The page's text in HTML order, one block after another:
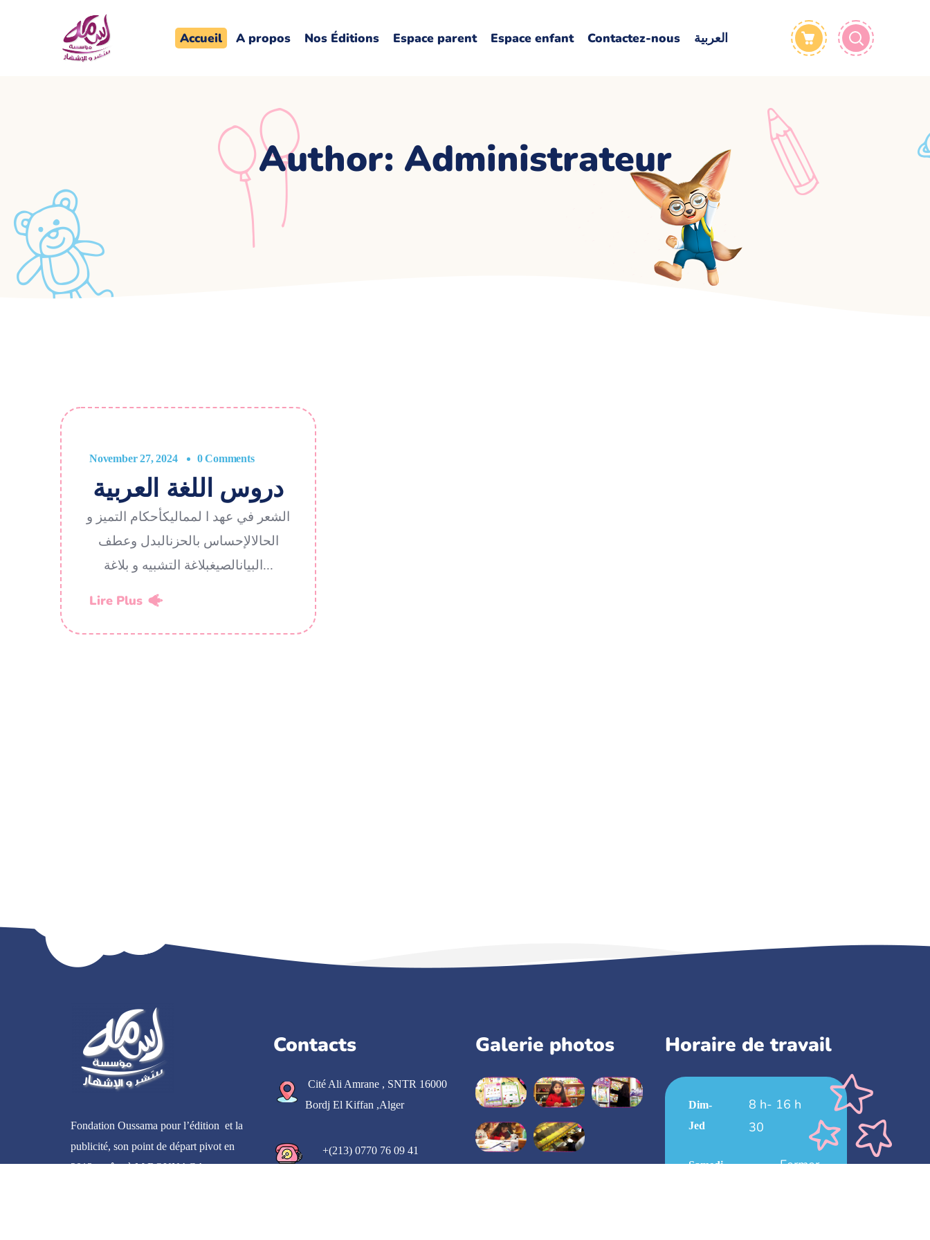
Accueil A propos Nos Éditions Espace parent Espace enfant Contactez-nous العربية
Author: Administrateur
November 27, 2024 0 Comments
دروس اللغة العربية
الشعر في عهد ا لمماليكأحكام التميز و
الحالالإحساس بالحزنالبدل وعطف
البيانالصيغبلاغة التشبيه و بلاغة...
Lire Plus
Fondation Oussama pour l’édition et la
publicité, son point de départ pivot en
2013 , grâce à M.BOUNAGA
Contacts
Cité Ali Amrane , SNTR 16000
Bordj El Kiffan ,Alger
+(213) 0770 76 09 41
Galerie photos Horaire de travail
Dim-
Jed
8 h- 16 h
30
Samedi Fermer